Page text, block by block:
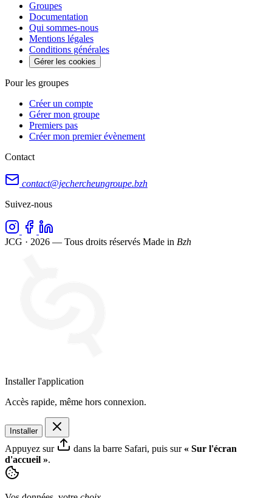
Groupes
Documentation
Qui sommes-nous
Mentions légales
Conditions générales
Gérer les cookies
Pour les groupes
Créer un compte
Gérer mon groupe
Premiers pas
Créer mon premier évènement
Contact
contact@jechercheungroupe.bzh
Suivez-nous
JCG · 2026 — Tous droits réservés Made in Bzh
Installer l'application
Accès rapide, même hors connexion.
Installer
Appuyez sur dans la barre Safari, puis sur « Sur l'écran
d'accueil ».